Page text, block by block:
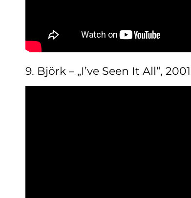
9. Björk – „I’ve Seen It All“, 2001